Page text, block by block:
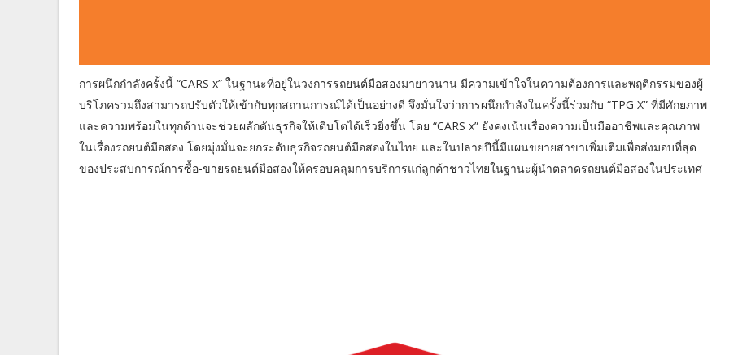
การผนึกกำลังครั้งนี้ “CARS x” ในฐานะที่อยู่ในวงการรถยนต์มือสองมายาวนาน มีความเข้าใจในความต้องการและพฤติกรรมของผู้
บริโภครวมถึงสามารถปรับตัวให้เข้ากับทุกสถานการณ์ได้เป็นอย่างดี จึงมั่นใจว่าการผนึกกำลังในครั้งนี้ร่วมกับ “TPG X” ที่มีศักยภาพ
และความพร้อมในทุกด้านจะช่วยผลักดันธุรกิจให้เติบโตได้เร็วยิ่งขึ้น โดย “CARS x” ยังคงเน้นเรื่องความเป็นมืออาชีพและคุณภาพ
ในเรื่องรถยนต์มือสอง โดยมุ่งมั่นจะยกระดับธุรกิจรถยนต์มือสองในไทย และในปลายปีนี้มีแผนขยายสาขาเพิ่มเติมเพื่อส่งมอบที่สุด
ของประสบการณ์การซื้อ-ขายรถยนต์มือสองให้ครอบคลุมการบริการแก่ลูกค้าชาวไทยในฐานะผู้นำตลาดรถยนต์มือสองในประเทศ